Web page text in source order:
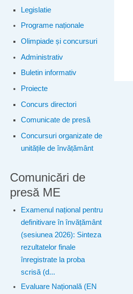
Legislatie
Programe naționale
Olimpiade și concursuri
Administrativ
Buletin informativ
Proiecte
Concurs directori
Comunicate de presă
Concursuri organizate de
unitățile de învățământ
Comunicări de
presă ME
Examenul național pentru
definitivare în învățământ
(sesiunea 2026): Sinteza
rezultatelor finale
înregistrate la proba
scrisă (d...
Evaluare Națională (EN